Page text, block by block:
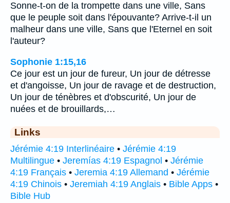
Sonne-t-on de la trompette dans une ville, Sans
que le peuple soit dans l'épouvante? Arrive-t-il un
malheur dans une ville, Sans que l'Eternel en soit
l'auteur?
Sophonie 1:15,16
Ce jour est un jour de fureur, Un jour de détresse
et d'angoisse, Un jour de ravage et de destruction,
Un jour de ténèbres et d'obscurité, Un jour de
nuées et de brouillards,…
Links
Jérémie 4:19 Interlinéaire • Jérémie 4:19
Multilingue • Jeremías 4:19 Espagnol • Jérémie
4:19 Français • Jeremia 4:19 Allemand • Jérémie
4:19 Chinois • Jeremiah 4:19 Anglais • Bible Apps •
Bible Hub